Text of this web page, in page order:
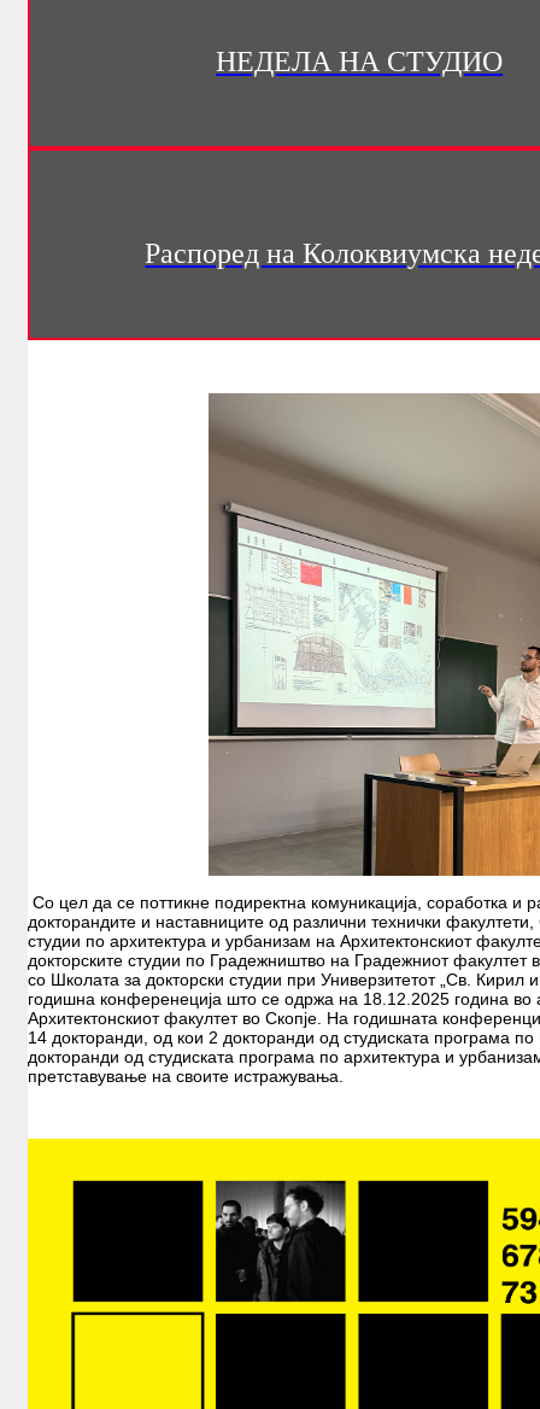
НЕДЕЛА НА СТУДИО
Распоред на Колоквиумска
Со цел да се поттикне подиректна комуникација, соработка и
докторандите и наставниците од различни технички факултети,
студии по архитектура и урбанизам на Архитектонскиот
докторските студии по Градежништво на Градежниот факултет
со Школата за докторски студии при Универзитетот „Св. Кирил
годишна конференеција што се одржа на 18.12.2025 година во
Архитектонскиот факултет во Скопје. На годишната
14 докторанди, од кои 2 докторанди од студиската програма
докторанди од студиската програма по архитектура и
претставување на своите истражувања.